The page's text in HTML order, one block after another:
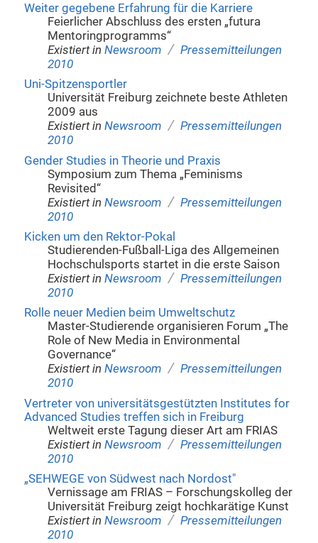
Weiter gegebene Erfahrung für die Karriere
Feierlicher Abschluss des ersten „futura
Mentoringprogramms“
Existiert in Newsroom / Pressemitteilungen
2010
Uni-Spitzensportler
Universität Freiburg zeichnete beste Athleten
2009 aus
Existiert in Newsroom / Pressemitteilungen
2010
Gender Studies in Theorie und Praxis
Symposium zum Thema „Feminisms
Revisited“
Existiert in Newsroom / Pressemitteilungen
2010
Kicken um den Rektor-Pokal
Studierenden-Fußball-Liga des Allgemeinen
Hochschulsports startet in die erste Saison
Existiert in Newsroom / Pressemitteilungen
2010
Rolle neuer Medien beim Umweltschutz
Master-Studierende organisieren Forum „The
Role of New Media in Environmental
Governance“
Existiert in Newsroom / Pressemitteilungen
2010
Vertreter von universitätsgestützten Institutes for
Advanced Studies treffen sich in Freiburg
Weltweit erste Tagung dieser Art am FRIAS
Existiert in Newsroom / Pressemitteilungen
2010
„SEHWEGE von Südwest nach Nordost"
Vernissage am FRIAS – Forschungskolleg der
Universität Freiburg zeigt hochkarätige Kunst
Existiert in Newsroom / Pressemitteilungen
2010